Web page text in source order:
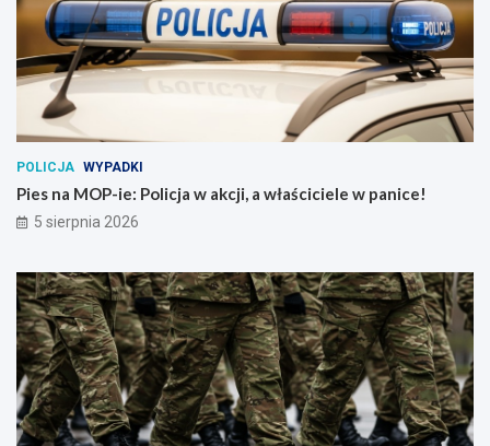
POLICJA WYPADKI
Pies na MOP-ie: Policja w akcji, a właściciele w panice!
5 sierpnia 2026